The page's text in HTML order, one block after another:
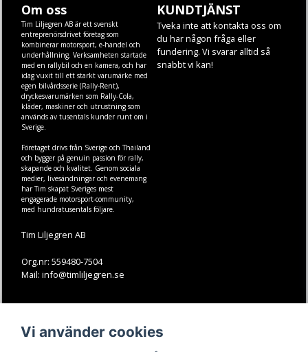
Om oss
Tim Liljegren AB är ett svenskt
entreprenörsdrivet företag som
kombinerar motorsport, e-handel och
underhållning. Verksamheten startade
med en rallybil och en kamera, och har
idag vuxit till ett starkt varumärke med
egen bilvårdsserie (Rally-Rent),
dryckesvarumärken som Rally-Cola,
kläder, maskineroch utrustning som
används av tusentals kunder runt om i
Sverige.
Företaget drivs från Sverige och Thailand
och bygger på genuin passion för rally,
skapande och kvalitet. Genom sociala
medier, livesändningar och evenemang
har Tim skapat Sveriges mest
engagerade motorsport-community,
med hundratusentals följare.
Tim Liljegren AB
Org.nr: 559480-7504
Mail: info@timliljegren.se
KUNDTJÄNST
Tveka inte att kontakta oss om
du har någon fråga eller
fundering. Vi svarar alltid så
snabbt vi kan!
Köpvillkor
Vi använder cookies